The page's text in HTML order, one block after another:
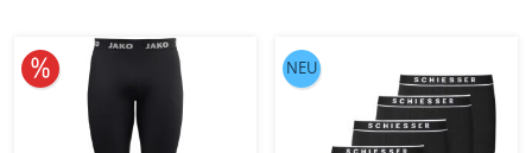
10% reduziert NEU